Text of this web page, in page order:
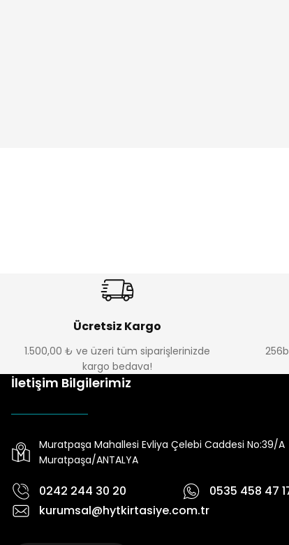
Ücretsiz Kargo
1.500,00 ₺ ve üzeri tüm siparişlerinizde
kargo bedava!
İletişim Bilgilerimiz
Muratpaşa Mahallesi Evliya Çelebi Caddesi No:39/A
Muratpaşa/ANTALYA
0242 244 30 20
0535 458 47
kurumsal@hytkirtasiye.com.tr